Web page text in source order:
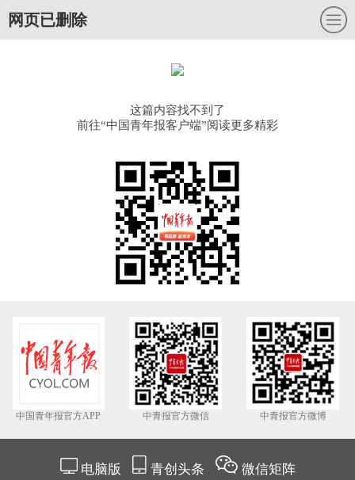
网页已删除
这篇内容找不到了
前往“中国青年报客户端”阅读更多精彩
中国青年报官方APP 中青报官方微信 中青报官方微博
电脑版 青创头条 微信矩阵